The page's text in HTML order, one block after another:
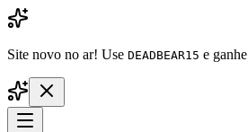
Site novo no ar! Use DEADBEAR15 e ganhe